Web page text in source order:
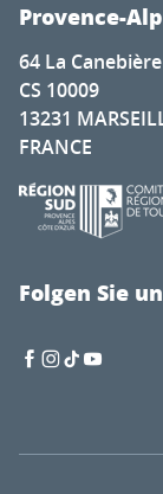
Provence-
64 La Canebière
CS 10009
13231
FRANCE
Folgen Sie